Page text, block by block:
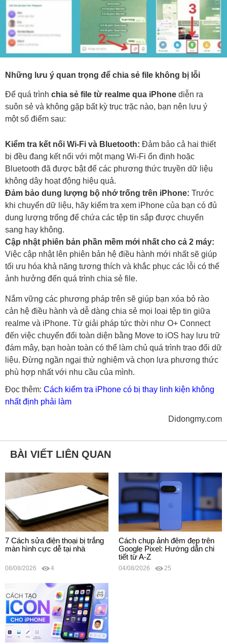
Những lưu ý quan trọng để chia sẻ file không bị lỗi
Để quá trình chia sẻ file từ realme qua iPhone diễn ra
suôn sẻ và không gặp bất kỳ trục trặc nào, bạn nên lưu ý
một số điểm sau:
Kiểm tra kết nối Wi-Fi và Bluetooth: Đảm bảo cả hai thiết
bị đều đang kết nối với một mạng Wi-Fi ổn định hoặc
Bluetooth đã được bật để các phương thức truyền dữ liệu
không dây hoạt động hiệu quả.
Đảm bảo dung lượng bộ nhớ trống trên iPhone: Trước
khi chuyển dữ liệu, hãy kiểm tra xem iPhone của bạn có đủ
dung lượng trống để chứa các tệp tin sắp được chuyển
sang hay không.
Cập nhật phiên bản phần mềm mới nhất cho cả 2 máy:
Việc cập nhật lên phiên bản hệ điều hành mới nhất sẽ giúp
tối ưu hóa khả năng tương thích và khắc phục các lỗi có thể
ảnh hưởng đến quá trình chia sẻ file.
Nắm vững các phương pháp trên sẽ giúp bạn xóa bỏ rào
cản hệ điều hành và dễ dàng chia sẻ mọi loại tệp tin giữa
realme và iPhone. Từ giải pháp tức thời như O+ Connect
đến việc chuyển đổi toàn diện bằng Move to iOS hay lưu trữ
đám mây, bạn hoàn toàn có thể làm chủ quá trình trao đổi dữ
liệu. Đừng ngần ngại thử nghiệm và chọn lựa phương thức
phù hợp nhất với nhu cầu của mình.
Đọc thêm: Cách kiểm tra iPhone có bị thay linh kiện không
nhất định phải làm
Didongmy.com
BÀI VIẾT LIÊN QUAN
7 Cách sửa điện thoại bị trắng
màn hình cực dễ tại nhà
08/08/2026 4
Cách chụp ảnh đêm đẹp trên
Google Pixel: Hướng dẫn chi
tiết từ A-Z
04/08/2026 25